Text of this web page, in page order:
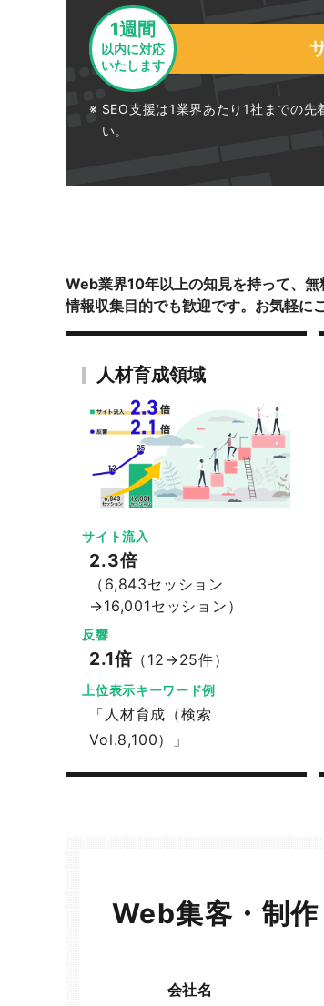
1週間
以内に対応
いたします
SEO支援は1業界あたり1社までの
い。
Web業界10年以上の知見を持って、無
情報収集目的でも歓迎です。お気軽に
人材育成領域
サイト流入
2.3倍
（6,843セッション
→16,001セッション）
反響
2.1倍（12→25件）
上位表示キーワード例
「人材育成（検索
Vol.8,100）」
Web集客・制作
会社名